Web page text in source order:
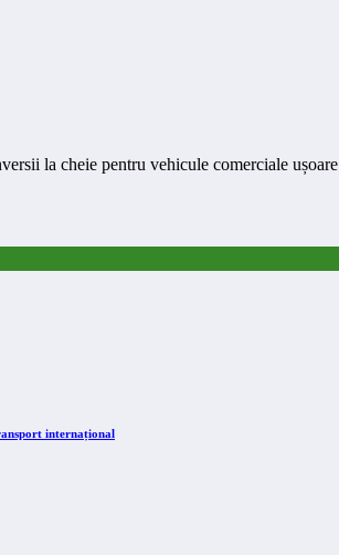
la cheie pentru vehicule comerciale ușoare
internațional